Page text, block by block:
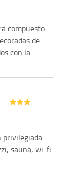
compuesto
de
con la
privilegiada
sauna, wi-fi